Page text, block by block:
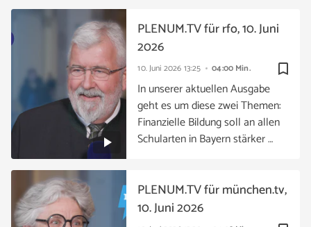
bookmark_border
10. Juni 2026 13:25 04:00 Min.
PLENUM.TV für rfo, 10. Juni
2026
In unserer aktuellen Ausgabe
geht es um diese zwei Themen:
Finanzielle Bildung soll an allen
Schularten in Bayern stärker …
PLENUM.TV für münchen.tv,
10. Juni 2026